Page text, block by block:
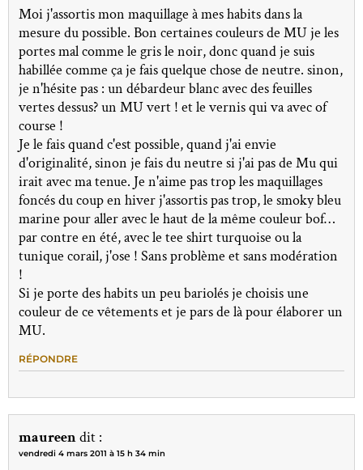
Moi j'assortis mon maquillage à mes habits dans la
mesure du possible. Bon certaines couleurs de MU je les
portes mal comme le gris le noir, donc quand je suis
habillée comme ça je fais quelque chose de neutre. sinon,
je n'hésite pas : un débardeur blanc avec des feuilles
vertes dessus? un MU vert ! et le vernis qui va avec of
course !
Je le fais quand c'est possible, quand j'ai envie
d'originalité, sinon je fais du neutre si j'ai pas de Mu qui
irait avec ma tenue. Je n'aime pas trop les maquillages
foncés du coup en hiver j'assortis pas trop, le smoky bleu
marine pour aller avec le haut de la même couleur bof…
par contre en été, avec le tee shirt turquoise ou la
tunique corail, j'ose ! Sans problème et sans modération
!
Si je porte des habits un peu bariolés je choisis une
couleur de ce vêtements et je pars de là pour élaborer un
MU.
RÉPONDRE
maureendit :
vendredi 4 mars 2011 à 15 h 34 min